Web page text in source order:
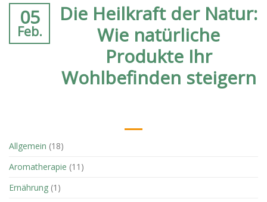
05
Feb.
Die Heilkraft der Natur:
Wie natürliche
Produkte Ihr
Wohlbefinden steigern
Allgemein (18)
Aromatherapie (11)
Ernährung (1)